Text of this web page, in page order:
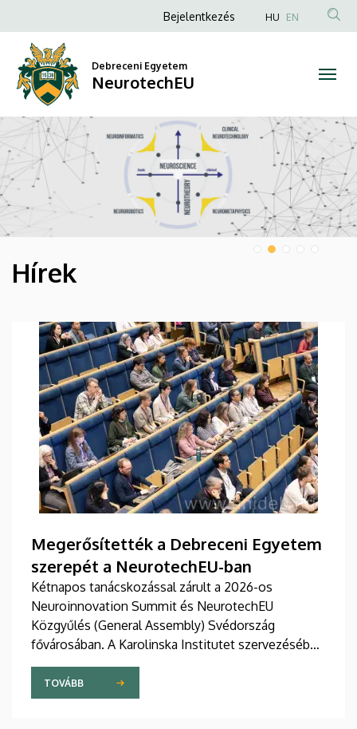
Anonim
fiók
menüje
Bejelentkezés HU EN
Debreceni Egyetem
NeurotechEU
DIAVETÍTÉS
HÍREK
Hírek
Megerősítették a Debreceni Egyetem
szerepét a NeurotechEU-ban
Kétnapos tanácskozással zárult a 2026-os
Neuroinnovation Summit és NeurotechEU
Közgyűlés (General Assembly) Svédország
fővárosában. A Karolinska Institutet szervezésében
tartott rendezvényen a Debreceni Egyetemet
öttagú delegáció képviselte. A találkozó
legfontosabb üzenete a Debreceni Egyetem
TOVÁBB